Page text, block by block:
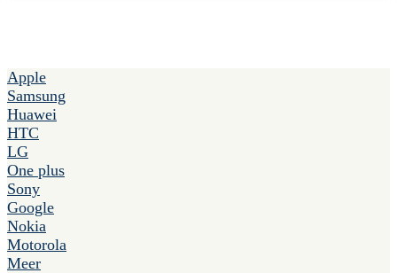
Apple
Samsung
Huawei
HTC
LG
One plus
Sony
Google
Nokia
Motorola
Meer